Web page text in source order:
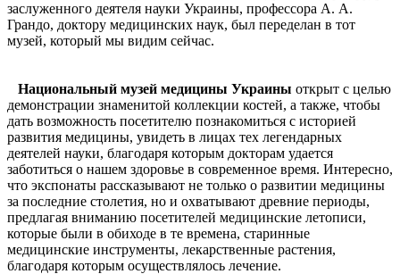
заслуженного деятеля науки Украины, профессора А. А.
Грандо, доктору медицинских наук, был переделан в тот
музей, который мы видим сейчас.
Национальный музей медицины Украины открыт с целью
демонстрации знаменитой коллекции костей, а также, чтобы
дать возможность посетителю познакомиться с историей
развития медицины, увидеть в лицах тех легендарных
деятелей науки, благодаря которым докторам удается
заботиться о нашем здоровье в современное время. Интересно,
что экспонаты рассказывают не только о развитии медицины
за последние столетия, но и охватывают древние периоды,
предлагая вниманию посетителей медицинские летописи,
которые были в обиходе в те времена, старинные
медицинские инструменты, лекарственные растения,
благодаря которым осуществлялось лечение.